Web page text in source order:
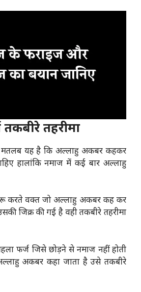
तहरीमा
मतलब यह है कि अल्लाहु अकबर कहकर
हालांकि नमाज में कई बार अल्लाहु
करते वक्त जो अल्लाहु अकबर कह कर
जिक्र की गई है वही तकबीरे तहरीमा
फर्ज जिसे छोड़ने से नमाज नहीं होती
अकबर कहा जाता है उसे तकबीरे